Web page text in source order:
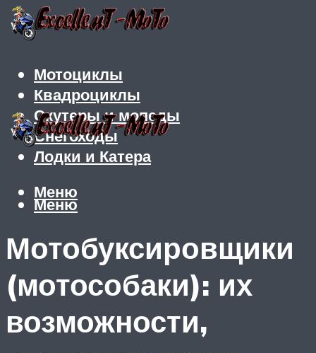
Мотоциклы
Квадроциклы
Скутеры и мопеды
Снегоходы
Лодки и Катера
Меню
Меню
Мотобуксировщики
(мотособаки): их
возможности,